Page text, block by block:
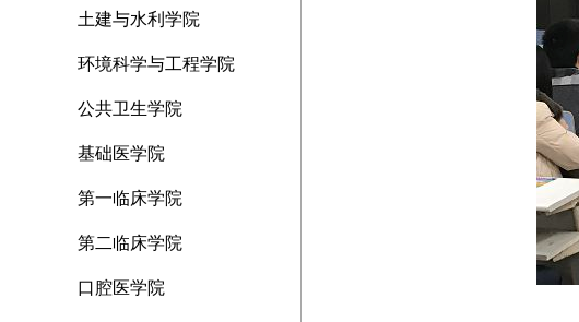
土建与水利学院
环境科学与工程学院
公共卫生学院
基础医学院
第一临床学院
第二临床学院
口腔医学院